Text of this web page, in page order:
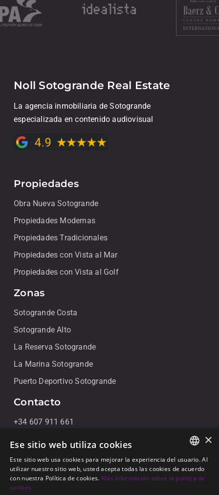
Noll Sotogrande Real Estate
La agencia inmobiliaria de Sotogrande
especializada en contenido audiovisual
Propiedades
Obra Nueva Sotogrande
Propiedades Modernas
Propiedades Tradicionales
Propiedades con Vista al Mar
Propiedades con Vista al Golf
Zonas
Sotogrande Costa
Sotogrande Alto
La Reserva Sotogrande
La Marina Sotogrande
Puerto Deportivo Sotogrande
Contacto
+34 607 911 661
+34 856 091 709
info@noll-sotogrande.com
Contáctanos
Galerias Paniagua Local 43 Avenida de Paniagua, s/n
ENGLISH
SPANISH
×
Ese sitio web utiliza cookies
Este sitio web usa cookies para mejorar la experiencia del usuario. Al
utilizar nuestro sitio web, usted acepta todas las cookies de acuerdo
con nuestra Política de cookies. Más información sobre la política de
cookies